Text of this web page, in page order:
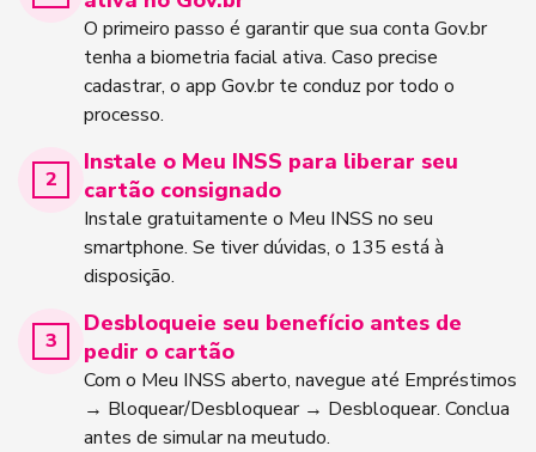
O primeiro passo é garantir que sua conta Gov.br
tenha a biometria facial ativa. Caso precise
cadastrar, o app Gov.br te conduz por todo o
processo.
Instale o Meu INSS para liberar seu
cartão consignado
Instale gratuitamente o Meu INSS no seu
smartphone. Se tiver dúvidas, o 135 está à
disposição.
Desbloqueie seu benefício antes de
pedir o cartão
Com o Meu INSS aberto, navegue até Empréstimos
→ Bloquear/Desbloquear → Desbloquear. Conclua
antes de simular na meutudo.